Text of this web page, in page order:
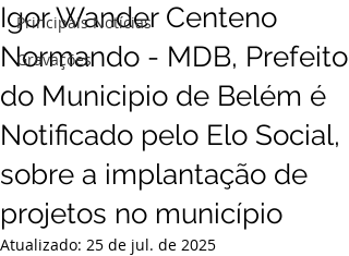
Principais Notícias
Gravações
Igor Wander Centeno
Normando - MDB, Prefeito
do Municipio de Belém é
Notificado pelo Elo Social,
sobre a implantação de
projetos no município
Atualizado: 25 de jul. de 2025